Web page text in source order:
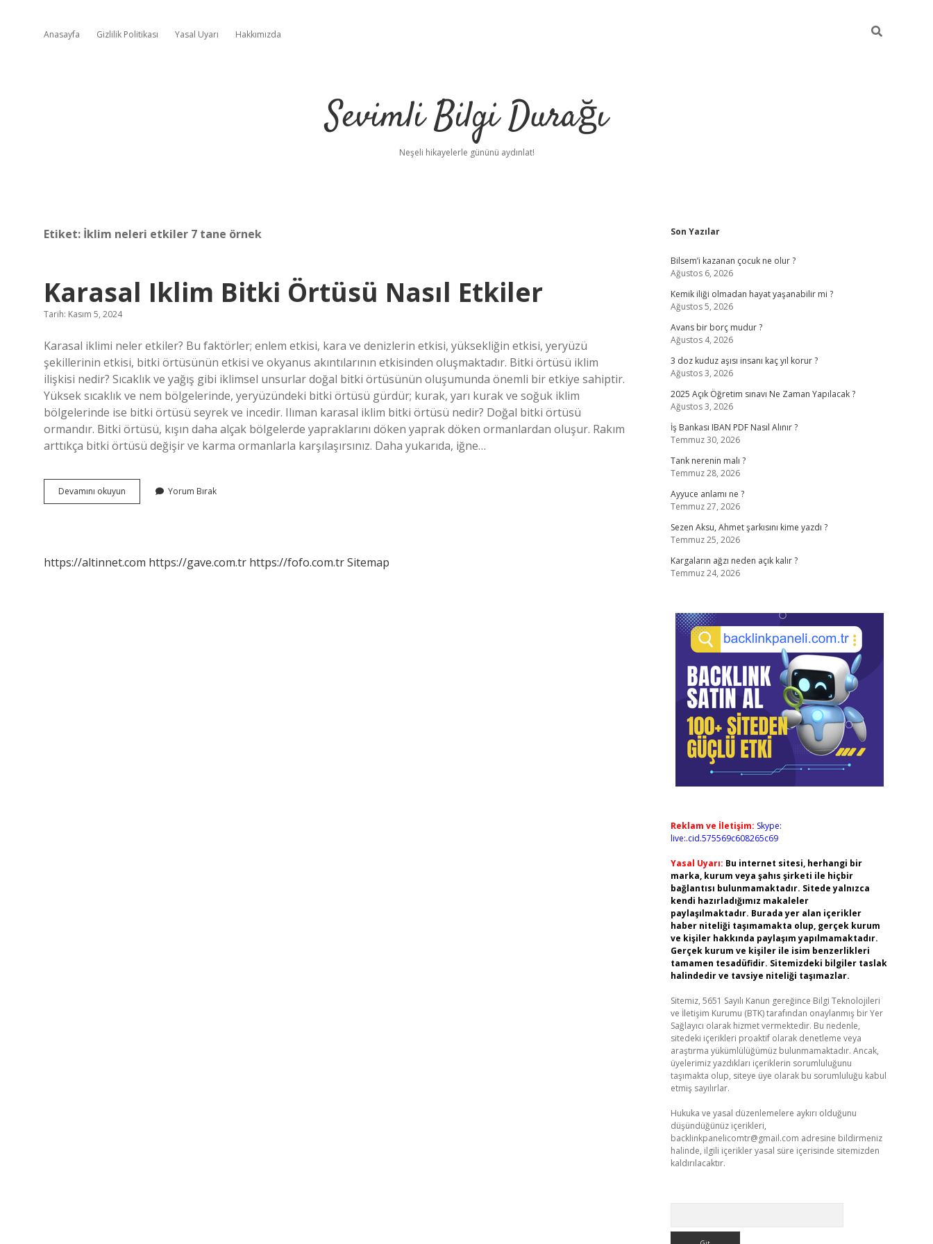
Anasayfa Gizlilik Politikası Yasal Uyarı Hakkımızda
Sevimli Bilgi Durağı
Neşeli hikayelerle gününü aydınlat!
Etiket: İklim neleri etkiler 7 tane örnek
Karasal Iklim Bitki Örtüsü Nasıl Etkiler
Tarih: Kasım 5, 2024
Karasal iklimi neler etkiler? Bu faktörler; enlem etkisi, kara ve denizlerin etkisi, yüksekliğin etkisi, yeryüzü
şekillerinin etkisi, bitki örtüsünün etkisi ve okyanus akıntılarının etkisinden oluşmaktadır. Bitki örtüsü iklim
ilişkisi nedir? Sıcaklık ve yağış gibi iklimsel unsurlar doğal bitki örtüsünün oluşumunda önemli bir etkiye sahiptir.
Yüksek sıcaklık ve nem bölgelerinde, yeryüzündeki bitki örtüsü gürdür; kurak, yarı kurak ve soğuk iklim
bölgelerinde ise bitki örtüsü seyrek ve incedir. Ilıman karasal iklim bitki örtüsü nedir? Doğal bitki örtüsü
ormandır. Bitki örtüsü, kışın daha alçak bölgelerde yapraklarını döken yaprak döken ormanlardan oluşur. Rakım
arttıkça bitki örtüsü değişir ve karma ormanlarla karşılaşırsınız. Daha yukarıda, iğne…
Devamını okuyun
Iklim
Yorum Bırak
https://altinnet.com https://gave.com.tr https://fofo.com.trSitemap
Sidebar
Son Yazılar
Bilsem’i kazanan çocuk ne olur ?
Ağustos 6, 2026
Kemik iliği olmadan hayat yaşanabilir mi ?
Ağustos 5, 2026
Avans bir borç mudur ?
Ağustos 4, 2026
3 doz kuduz aşısı insanı kaç yıl korur ?
Ağustos 3, 2026
2025 Açık Öğretim sınavı Ne Zaman Yapılacak ?
Ağustos 3, 2026
İş Bankası IBAN PDF Nasıl Alınır ?
Temmuz 30, 2026
Tank nerenin malı ?
Temmuz 28, 2026
Ayyuce anlamı ne ?
Temmuz 27, 2026
Sezen Aksu, Ahmet şarkısını kime yazdı ?
Temmuz 25, 2026
Kargaların ağzı neden açık kalır ?
Temmuz 24, 2026
Reklam ve İletişim: Skype:
live:.cid.575569c608265c69
Yasal Uyarı: Bu internet sitesi, herhangi bir
marka, kurum veya şahıs şirketi ile hiçbir
bağlantısı bulunmamaktadır. Sitede yalnızca
kendi hazırladığımız makaleler
paylaşılmaktadır. Burada yer alan içerikler
haber niteliği taşımamakta olup, gerçek kurum
ve kişiler hakkında paylaşım yapılmamaktadır.
Gerçek kurum ve kişiler ile isim benzerlikleri
tamamen tesadüfidir. Sitemizdeki bilgiler taslak
halindedir ve tavsiye niteliği taşımazlar.
Sitemiz, 5651 Sayılı Kanun gereğince Bilgi Teknolojileri
ve İletişim Kurumu (BTK) tarafından onaylanmış bir Yer
Sağlayıcı olarak hizmet vermektedir. Bu nedenle,
sitedeki içerikleri proaktif olarak denetleme veya
araştırma yükümlülüğümüz bulunmamaktadır. Ancak,
üyelerimiz yazdıkları içeriklerin sorumluluğunu
taşımakta olup, siteye üye olarak bu sorumluluğu kabul
etmiş sayılırlar.
Hukuka ve yasal düzenlemelere aykırı olduğunu
düşündüğünüz içerikleri,
backlinkpanelicomtr@gmail.com adresine bildirmeniz
halinde, ilgili içerikler yasal süre içerisinde sitemizden
kaldırılacaktır.